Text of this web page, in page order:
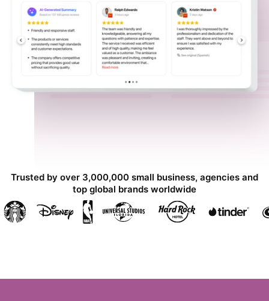
Trusted by over 3,000,000 small business, agencies and
top global brands worldwide